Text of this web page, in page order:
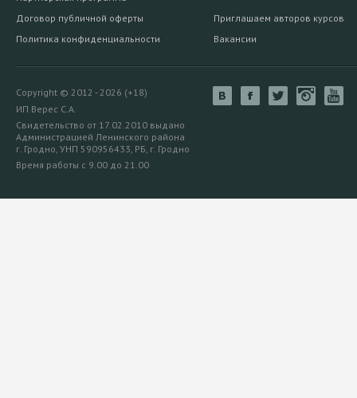
Договор публичной оферты
Политика конфиденциальности
Приглашаем авторов курсов
Вакансии
Copyright © 2012 - 2026 (+18)
ИП Верес С.А.
Свидетельство от 17.02.2010 выдано
Администрацией Ленинского района
г. Гродно, УНП 590956433, РБ, г. Гродно
Время работы с 9.00 до 21.00